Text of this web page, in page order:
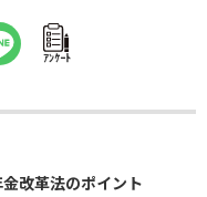
ｱﾝｹｰﾄ
改革法のポイント